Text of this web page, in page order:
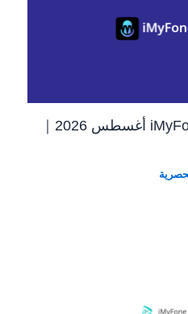
رمز خصم iMyFone MagicMic أغسطس 2026｜